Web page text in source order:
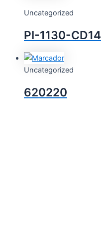
Uncategorized
PI-1130-CD14
Uncategorized
620220